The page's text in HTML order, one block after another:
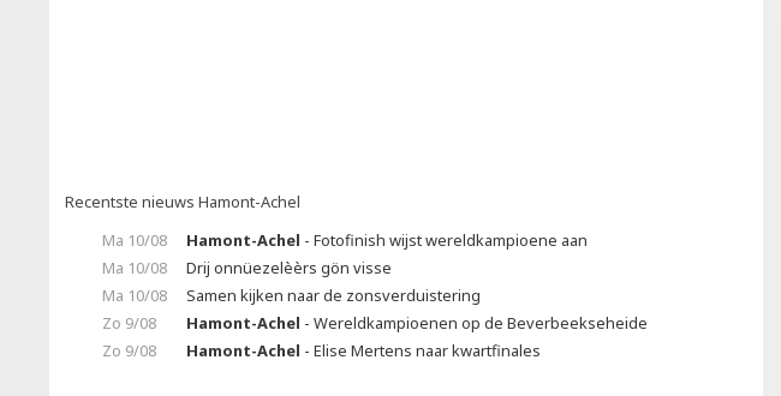
Recentste nieuws Hamont-Achel
Ma 10/08
Hamont-Achel - Fotofinish wijst wereldkampioene aan
Ma 10/08
Drij onnüezelèèrs gön visse
Ma 10/08
Samen kijken naar de zonsverduistering
Zo 9/08
Hamont-Achel - Wereldkampioenen op de Beverbeekseheide
Zo 9/08
Hamont-Achel - Elise Mertens naar kwartfinales